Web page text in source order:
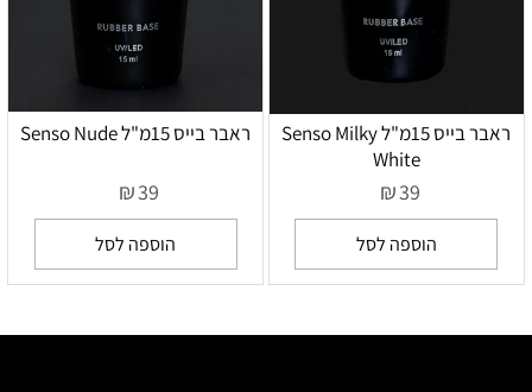
ראבר בייס 15מ"ל Senso Milky
White
₪39
הוספה לסל
ראבר בייס 15מ"ל Senso Nude
₪39
הוספה לסל